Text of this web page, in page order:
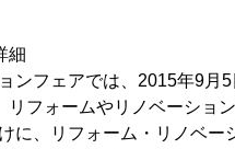
細
ンフェアでは、2015年9月
リフォームやリノベーショ
に、リフォーム・リノベー